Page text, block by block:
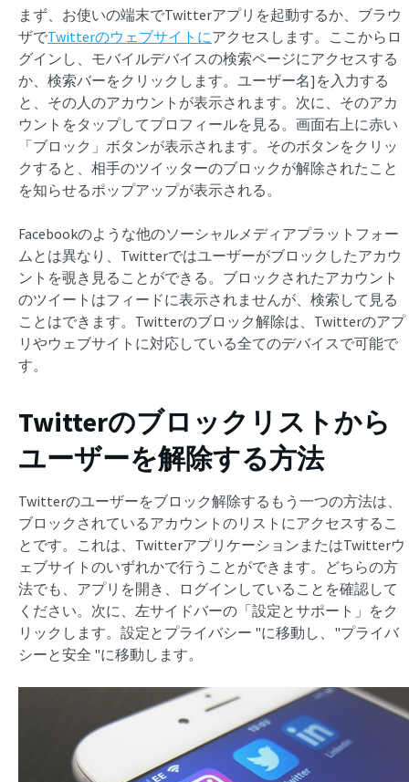
まず、お使いの端末でTwitterアプリを起動するか、ブラウ
ザでTwitterのウェブサイトにアクセスします。ここからロ
グインし、モバイルデバイスの検索ページにアクセスする
か、検索バーをクリックします。ユーザー名]を入力する
と、その人のアカウントが表示されます。次に、そのアカ
ウントをタップしてプロフィールを見る。画面右上に赤い
「ブロック」ボタンが表示されます。そのボタンをクリッ
クすると、相手のツイッターのブロックが解除されたこと
を知らせるポップアップが表示される。
Facebookのような他のソーシャルメディアプラットフォー
ムとは異なり、Twitterではユーザーがブロックしたアカウ
ントを覗き見ることができる。ブロックされたアカウント
のツイートはフィードに表示されませんが、検索して見る
ことはできます。Twitterのブロック解除は、Twitterのアプ
リやウェブサイトに対応している全てのデバイスで可能で
す。
Twitterのブロックリストから
ユーザーを解除する方法
Twitterのユーザーをブロック解除するもう一つの方法は、
ブロックされているアカウントのリストにアクセスするこ
とです。これは、TwitterアプリケーションまたはTwitterウ
ェブサイトのいずれかで行うことができます。どちらの方
法でも、アプリを開き、ログインしていることを確認して
ください。次に、左サイドバーの「設定とサポート」をク
リックします。設定とプライバシー "に移動し、"プライバ
シーと安全 "に移動します。